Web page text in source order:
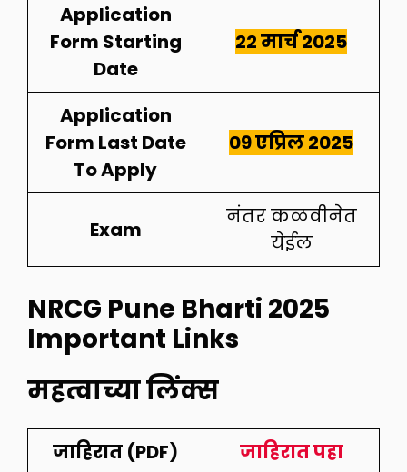
Application
Form Starting
Date
22 मार्च2025
Application
Form Last Date
To Apply
09 एप्रिल 2025
Exam
नंतर कळवीनेत
येईल
NRCG Pune Bharti 2025
Important Links
महत्वाच्या लिंक्स
जाहिरात (PDF)
जाहिरात पहा